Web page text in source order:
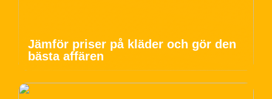
Jämför priser på kläder och gör den
bästa affären